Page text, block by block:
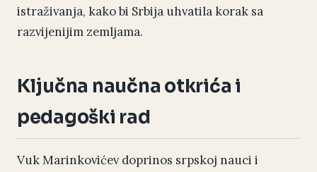
istraživanja, kako bi Srbija uhvatila korak sa
razvijenijim zemljama.
Ključna naučna otkrića i
pedagoški rad
Vuk Marinkovićev doprinos srpskoj nauci i